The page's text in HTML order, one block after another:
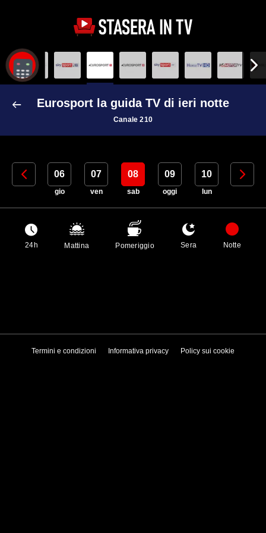
Eurosport la guida TV di ieri notte
Canale 210
05 06
gio
07
ven
08
sab
09
oggi
10
lun
11
24h Mattina Pomeriggio Sera Notte
Termini e condizioni Informativa privacy Policy sui cookie